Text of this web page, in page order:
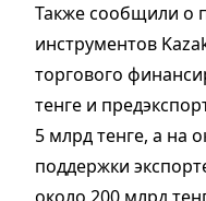
Также сообщили о
инструментов
торгового
тенге и
5 млрд тенге, а на
поддержки